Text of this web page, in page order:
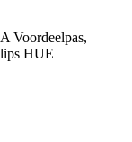
Voordeelpas,
HUE